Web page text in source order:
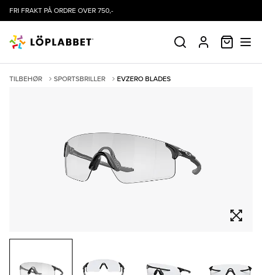
FRI FRAKT PÅ ORDRE OVER 750,-
SØK PROFIL
TILBEHØR SPORTSBRILLER EVZERO BLADES